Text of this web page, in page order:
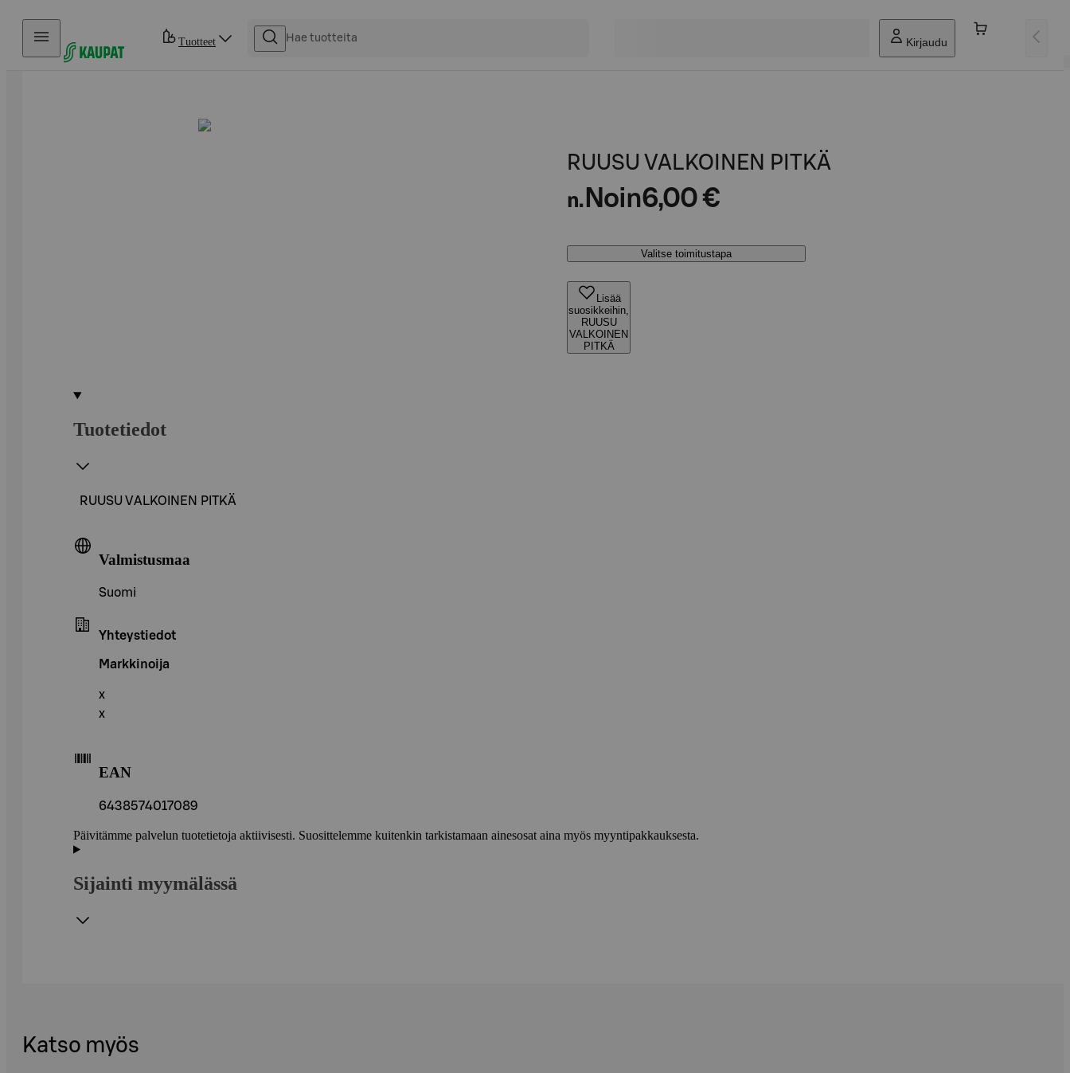
Hyppää sisältöön
Tuotteet Kirjaudu
RUUSU VALKOINEN PITKÄ
n. Noin6,00 €
Valitse toimitustapa
Lisää
suosikkeihin,
RUUSU
VALKOINEN
PITKÄ
Tuotetiedot
RUUSU VALKOINEN PITKÄ
Valmistusmaa
Suomi
Yhteystiedot
Markkinoija
x
x
EAN
6438574017089
Päivitämme palvelun tuotetietoja aktiivisesti. Suosittelemme kuitenkin tarkistamaan ainesosat aina myös myyntipakkauksesta.
Sijainti myymälässä
Katso myös